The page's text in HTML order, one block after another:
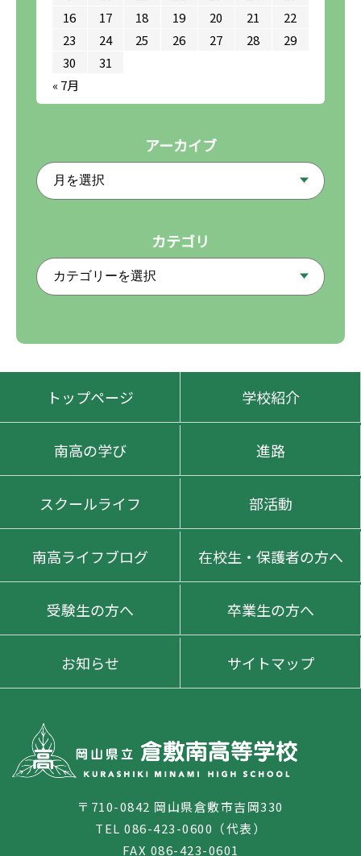
16
17 18 19 20 21
22
23
24 25 26 27 28
29
30
31
« 7月
アーカイブ
カテゴリ
〒710-0842 岡山県倉敷市吉岡330
TEL 086-423-0600（代表）
FAX 086-423-0601
トップページ 学校紹介
南高の学び 進路
スクールライフ 部活動
南高ライフブログ 在校生・保護者の方へ
受験生の方へ 卒業生の方へ
お知らせ サイトマップ